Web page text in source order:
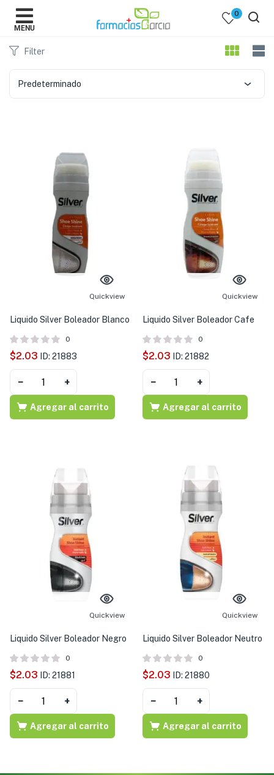
MENU
0
Filter
Predeterminado
Quickview
Liquido Silver Boleador Blanco
0
$2.03 ID: 21883
− +
Agregar al carrito
Quickview
Liquido Silver Boleador Cafe
0
$2.03 ID: 21882
− +
Agregar al carrito
Quickview
Liquido Silver Boleador Negro
0
$2.03 ID: 21881
− +
Agregar al carrito
Quickview
Liquido Silver Boleador Neutro
0
$2.03 ID: 21880
− +
Agregar al carrito